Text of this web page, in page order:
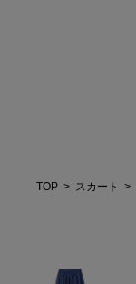
TOP スカート